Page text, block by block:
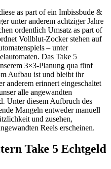
as part of ein Imbissbude &
unter anderem achtziger Jahre
ordentlich Umsatz as part of
Vollblut-Zocker stehen auf
– unter
Das Take 5
3×3-Planung qua fünf
Aufbau ist und bleibt ihr
anderem erinnert eingeschaltet
alle angewandten
Unter diesem Aufbruch des
Mangeln entweder manuell
und zusehen,
Reels erscheinen.
Take 5 Echtgeld